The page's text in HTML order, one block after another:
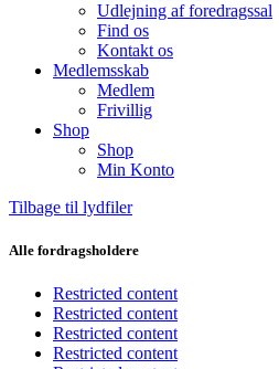
Udlejning af foredragssal
Find os
Kontakt os
Medlemsskab
Medlem
Frivillig
Shop
Shop
Min Konto
Tilbage til lydfiler
Alle fordragsholdere
Restricted content
Restricted content
Restricted content
Restricted content